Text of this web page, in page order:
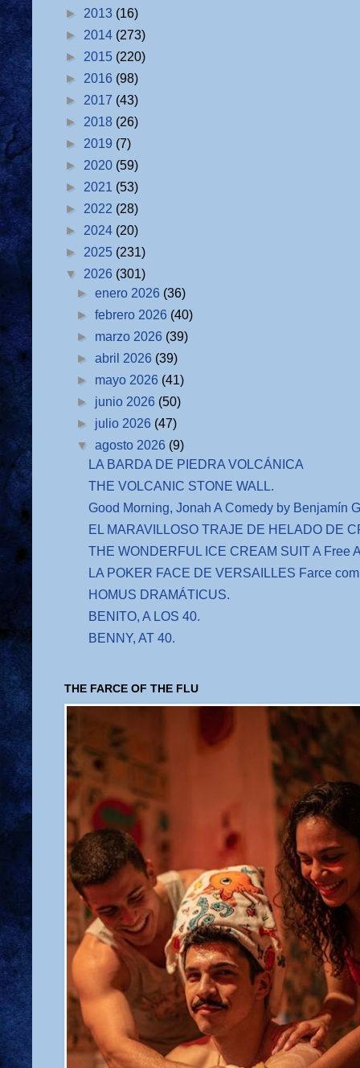
► 2013 (16)
► 2014 (273)
► 2015 (220)
► 2016 (98)
► 2017 (43)
► 2018 (26)
► 2019 (7)
► 2020 (59)
► 2021 (53)
► 2022 (28)
► 2024 (20)
► 2025 (231)
▼ 2026 (301)
►enero 2026 (36)
►febrero 2026 (40)
► marzo 2026 (39)
►abril 2026 (39)
► mayo 2026 (41)
► junio 2026 (50)
► julio 2026 (47)
▼agosto 2026 (9)
LA BARDA DE PIEDRA VOLCÁNICA
THE VOLCANIC STONE WALL.
Good Morning, Jonah A Comedy by Benjamín
EL MARAVILLOSO TRAJE DE HELADO DE
THE WONDERFUL ICE CREAM SUIT A Free
LA POKER FACE DE VERSAILLES Farce
HOMUS DRAMÁTICUS.
BENITO, A LOS 40.
BENNY, AT 40.
THE FARCE OF THE FLU